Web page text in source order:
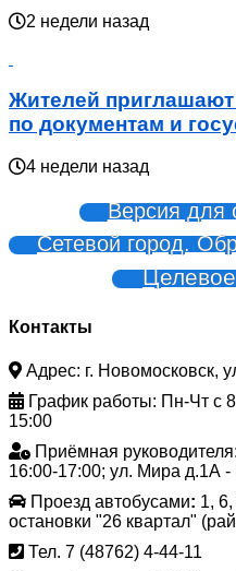
2 недели назад
Жителей приглашают
по документам и
4 недели назад
Версия для
Сетевой город.
Контакты
Адрес: г. Новомосковск,
График работы: Пн-Чт с
15:00
Приёмная
16:00-17:00; ул. Мира д.1А -
Проезд автобусами: 1,
остановки "26 квартал"
Тел. 7 (48762) 4-44-11